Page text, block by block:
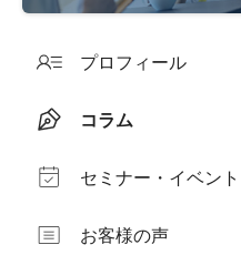
プロフィール
コラム
セミナー・イベント
お客様の声